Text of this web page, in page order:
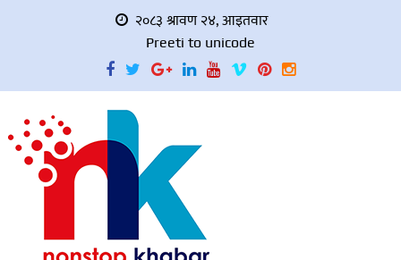
२०८३ श्रावण २४, आइतवार
Preeti to unicode